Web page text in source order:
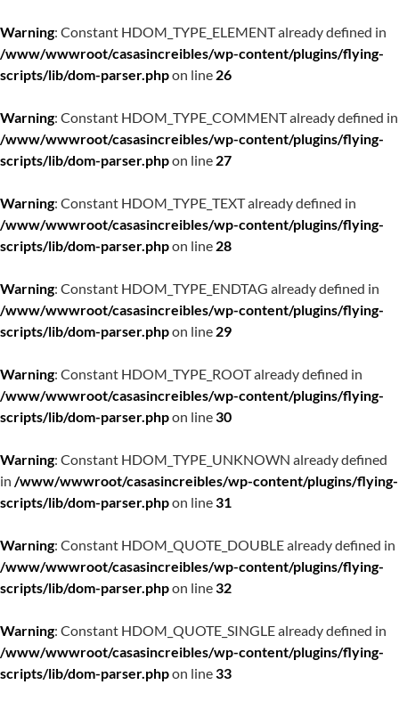
Warning: Constant HDOM_TYPE_ELEMENT already defined in
/www/wwwroot/casasincreibles/wp-content/plugins/flying-
scripts/lib/dom-parser.phpon line 26
Warning: Constant HDOM_TYPE_COMMENT already defined in
/www/wwwroot/casasincreibles/wp-content/plugins/flying-
scripts/lib/dom-parser.phpon line 27
Warning: Constant HDOM_TYPE_TEXT already defined in
/www/wwwroot/casasincreibles/wp-content/plugins/flying-
scripts/lib/dom-parser.phpon line 28
Warning: Constant HDOM_TYPE_ENDTAG already defined in
/www/wwwroot/casasincreibles/wp-content/plugins/flying-
scripts/lib/dom-parser.phpon line 29
Warning: Constant HDOM_TYPE_ROOT already defined in
/www/wwwroot/casasincreibles/wp-content/plugins/flying-
scripts/lib/dom-parser.phpon line30
Warning: Constant HDOM_TYPE_UNKNOWN already defined
in /www/wwwroot/casasincreibles/wp-content/plugins/flying-
scripts/lib/dom-parser.phpon line31
Warning: Constant HDOM_QUOTE_DOUBLE already defined in
/www/wwwroot/casasincreibles/wp-content/plugins/flying-
scripts/lib/dom-parser.phpon line32
Warning: Constant HDOM_QUOTE_SINGLE already defined in
/www/wwwroot/casasincreibles/wp-content/plugins/flying-
scripts/lib/dom-parser.phpon line33